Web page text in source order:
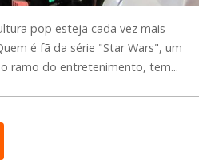
pop esteja cada vez mais
é fã da série "Star Wars", um
ramo do entretenimento, tem...